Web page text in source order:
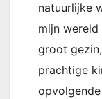
natuurlijke
mijn
groot
prachtige